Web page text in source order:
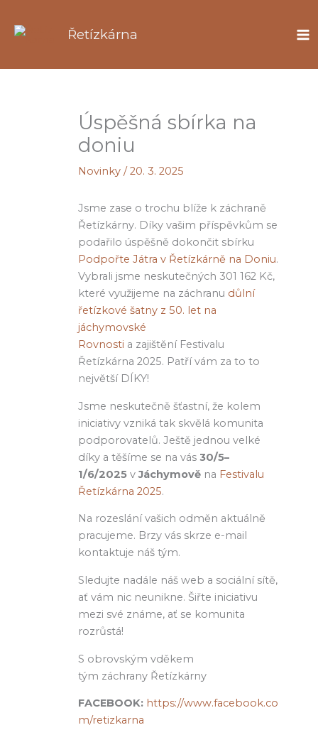
Řetízkárna
Úspěšná sbírka na
doniu
Novinky /20. 3. 2025
Jsme zase o trochu blíže k záchraně
Řetízkárny. Díky vašim příspěvkům se
podařilo úspěšně dokončit sbírku
Podpořte Játra v Řetízkárně na Doniu.
Vybrali jsme neskutečných 301 162 Kč,
které využijeme na záchranu důlní
řetízkové šatny z 50. let na
jáchymovské
Rovnosti a zajištění Festivalu
Řetízkárna 2025. Patří vám za to to
největší DÍKY!
Jsme neskutečně šťastní, že kolem
iniciativy vzniká tak skvělá komunita
podporovatelů. Ještě jednou velké
díky a těšíme se na vás 30/5–
1/6/2025 vJáchymově na Festivalu
Řetízkárna 2025.
Na rozeslání vašich odměn aktuálně
pracujeme. Brzy vás skrze e-mail
kontaktuje náš tým.
Sledujte nadále náš web a sociální sítě,
ať vám nic neunikne. Šiřte iniciativu
mezi své známe, ať se komunita
rozrůstá!
S obrovským vděkem
tým záchrany Řetízkárny
FACEBOOK: https://www.facebook.co
m/retizkarna